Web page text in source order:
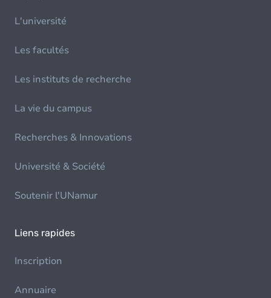
L'université
Les facultés
Les instituts de recherche
La vie du campus
Recherches & Innovations
Université & Société
Soutenir l'UNamur
Liens rapides
Inscription
Annuaire